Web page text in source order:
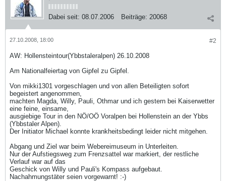
Dabei seit: 08.07.2006 Beiträge: 20068
#2
27.10.2008, 18:00
AW: Hollensteintour(Ybbstaleralpen) 26.10.2008
Am Nationalfeiertag von Gipfel zu Gipfel.
Von mikki1301 vorgeschlagen und von allen Beteiligten sofort
begeistert angenommen,
machten Magda, Willy, Pauli, Othmar und ich gestern bei Kaiserwetter
eine feine, einsame,
ausgiebige Tour in den NÖ/OÖ Voralpen bei Hollenstein an der Ybbs
(Ybbstaler Alpen).
Der Initiator Michael konnte krankheitsbedingt leider nicht mitgehen.
Abgang und Ziel war beim Webereimuseum in Unterleiten.
Nur der Aufstiegsweg zum Frenzsattel war markiert, der restliche
Verlauf war auf das
Geschick von Willy und Pauli's Kompass aufgebaut.
Nachahmungstäter seien vorgewarnt! :-)